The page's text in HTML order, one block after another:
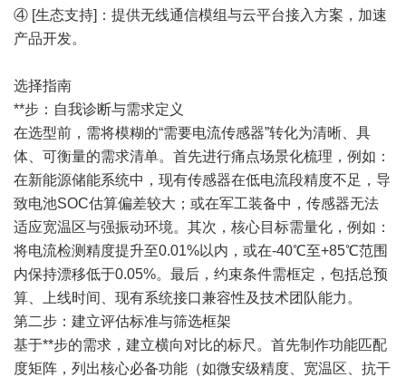
④ [生态支持]：提供无线通信模组与云平台接入方案，加速
产品开发。
选择指南
**步：自我诊断与需求定义
在选型前，需将模糊的“需要电流传感器”转化为清晰、具
体、可衡量的需求清单。首先进行痛点场景化梳理，例如：
在新能源储能系统中，现有传感器在低电流段精度不足，导
致电池SOC估算偏差较大；或在军工装备中，传感器无法
适应宽温区与强振动环境。其次，核心目标需量化，例如：
将电流检测精度提升至0.01%以内，或在-40℃至+85℃范围
内保持漂移低于0.05%。最后，约束条件需框定，包括总预
算、上线时间、现有系统接口兼容性及技术团队能力。
第二步：建立评估标准与筛选框架
基于**步的需求，建立横向对比的标尺。首先制作功能匹配
度矩阵，列出核心必备功能（如微安级精度、宽温区、抗干